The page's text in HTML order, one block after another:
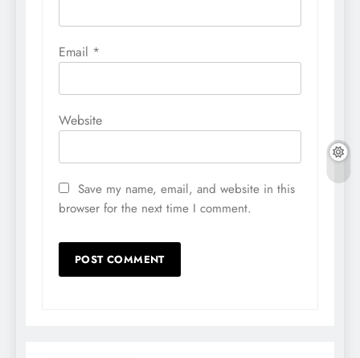
Email *
Website
Save my name, email, and website in this
browser for the next time I comment.